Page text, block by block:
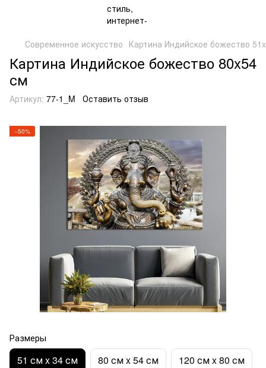
Современное искусство Картина Индийское божество
Картина Индийское божество 80x54
см
Артикул: 77-1_M Оставить отзыв
−50%
Размеры
51 см x 34 см 80 см x 54 см 120 см x 80 см